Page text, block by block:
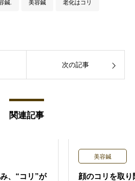
鍼. 美容鍼 老化はコリ
次の記事
関連記事
、“コリ”が
美容鍼
顔のコリを取